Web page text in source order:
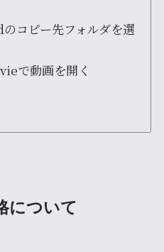
コピー先フォルダを選
で動画を開く
について